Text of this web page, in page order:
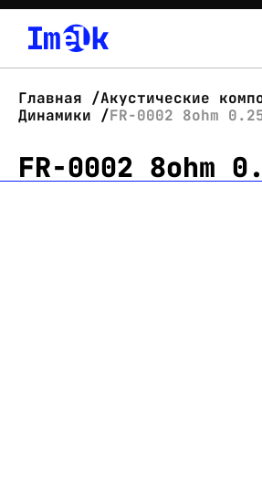
О нас
Новости
Главная
Акустические
Динамики
FR-0002 8ohm
FR-0002 8ohm